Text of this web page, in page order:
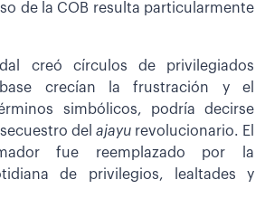
de la COB resulta particularmente
creó círculos de privilegiados
crecían la frustración y el
simbólicos, podría decirse
del ajayurevolucionario. El
fue reemplazado por la
de privilegios, lealtades y